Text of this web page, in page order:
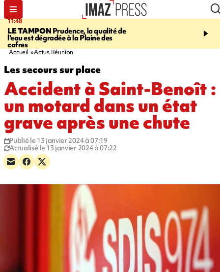
11:48
LE TAMPON Prudence, la qualité de
l'eau est dégradée à la Plaine des
cafres
12:48
Cap Lahoussaye du 10
Accueil Actus Réunion
Les secours sur place
Accident à Saint-Benoît :
un motard dans un état
grave après une chute
Publié le 13 janvier 2024 à 07:19
Actualisé le 13 janvier 2024 à 07:22